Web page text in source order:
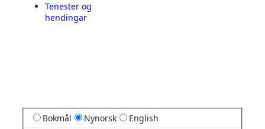
Tenester og
hendingar
Bokmål Nynorsk English